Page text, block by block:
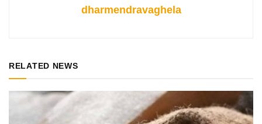
dharmendravaghela
RELATED NEWS